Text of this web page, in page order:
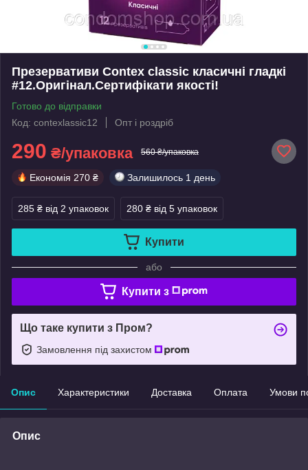
Презервативи Contex classic класичні гладкі
#12.Оригінал.Сертифікати якості!
Готово до відправки
Код: contexlassic12
Опт і роздріб
290 ₴/упаковка 560 ₴/упаковка
Економія 270 ₴ Залишилось 1 день
285 ₴ від 2 упаковок 280 ₴ від 5 упаковок
Купити
або
Купити з
Що таке купити з Пром?
Замовлення під захистом
Опис Характеристики Доставка Оплата Умови
Опис